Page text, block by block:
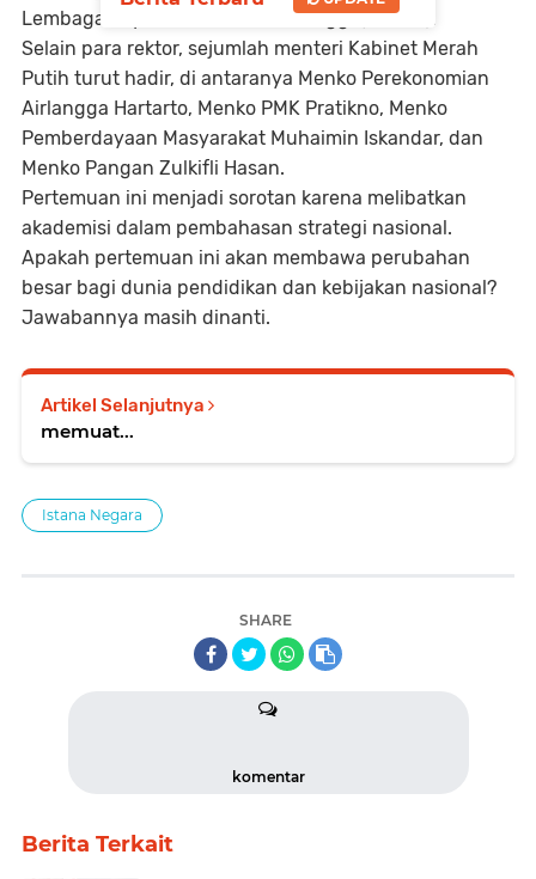
Lembaga Layanan Pendidikan Tinggi (LLDikti).
Selain para rektor, sejumlah menteri Kabinet Merah
Putih turut hadir, di antaranya Menko Perekonomian
Airlangga Hartarto, Menko PMK Pratikno, Menko
Pemberdayaan Masyarakat Muhaimin Iskandar, dan
Menko Pangan Zulkifli Hasan.
Pertemuan ini menjadi sorotan karena melibatkan
akademisi dalam pembahasan strategi nasional.
Apakah pertemuan ini akan membawa perubahan
besar bagi dunia pendidikan dan kebijakan nasional?
Jawabannya masih dinanti.
Artikel Selanjutnya
memuat...
Istana Negara
SHARE
komentar
Berita Terkait